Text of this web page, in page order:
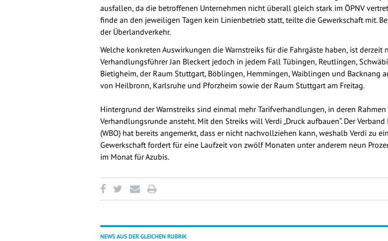
ausfallen, da die betroffenen Unternehmen nicht überall gleich stark im ÖPNV
finde an den jeweiligen Tagen kein Linienbetrieb statt, teilte die Gewerkschaft mit.
der Überlandverkehr.
Welche konkreten Auswirkungen die Warnstreiks für die Fahrgäste haben, ist
Verhandlungsführer Jan Bleckert jedoch in jedem Fall Tübingen, Reutlingen,
Bietigheim, der Raum Stuttgart, Böblingen, Hemmingen, Waiblingen und Backnang
von Heilbronn, Karlsruhe und Pforzheim sowie der Raum Stuttgart am Freitag.
Hintergrund der Warnstreiks sind einmal mehr Tarifverhandlungen, in deren
Verhandlungsrunde ansteht. Mit den Streiks will Verdi „Druck aufbauen“. Der
(WBO) hat bereits angemerkt, dass er nicht nachvollziehen kann, weshalb Verdi zu
Gewerkschaft fordert für eine Laufzeit von zwölf Monaten unter anderem neun
im Monat für Azubis.
NEWS AUS DER GLEICHEN RUBRIK